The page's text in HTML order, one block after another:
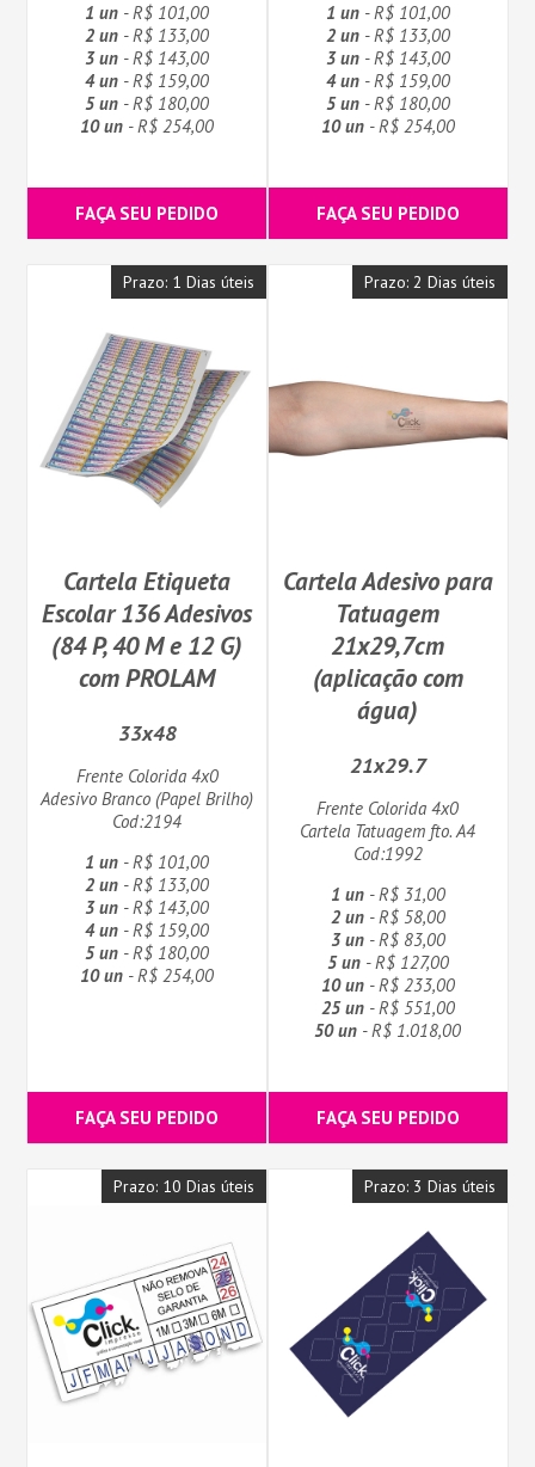
1 un - R$ 101,00
2 un - R$ 133,00
3 un - R$ 143,00
4 un - R$ 159,00
5 un - R$ 180,00
10 un - R$ 254,00
FAÇA SEU PEDIDO
1 un- R$ 101,00
2 un- R$ 133,00
3 un- R$ 143,00
4 un- R$ 159,00
5 un- R$ 180,00
10 un- R$ 254,00
FAÇA SEU PEDIDO
Prazo: 1 Dias úteis
Cartela Etiqueta
Escolar 136 Adesivos
(84 P, 40 M e 12 G)
com PROLAM
33x48
Frente Colorida 4x0
Adesivo Branco (Papel Brilho)
Cod:2194
1 un - R$ 101,00
2 un - R$ 133,00
3 un - R$ 143,00
4 un - R$ 159,00
5 un - R$ 180,00
10 un - R$ 254,00
FAÇA SEU PEDIDO
Prazo: 2 Dias úteis
Cartela Adesivo para
Tatuagem
21x29,7cm
(aplicação com
água)
21x29.7
Frente Colorida 4x0
Cartela Tatuagem fto. A4
Cod:1992
1 un- R$ 31,00
2 un- R$ 58,00
3 un- R$ 83,00
5 un- R$ 127,00
10 un- R$ 233,00
25 un- R$ 551,00
50 un - R$ 1.018,00
FAÇA SEU PEDIDO
Prazo: 10 Dias úteis Prazo: 3 Dias úteis